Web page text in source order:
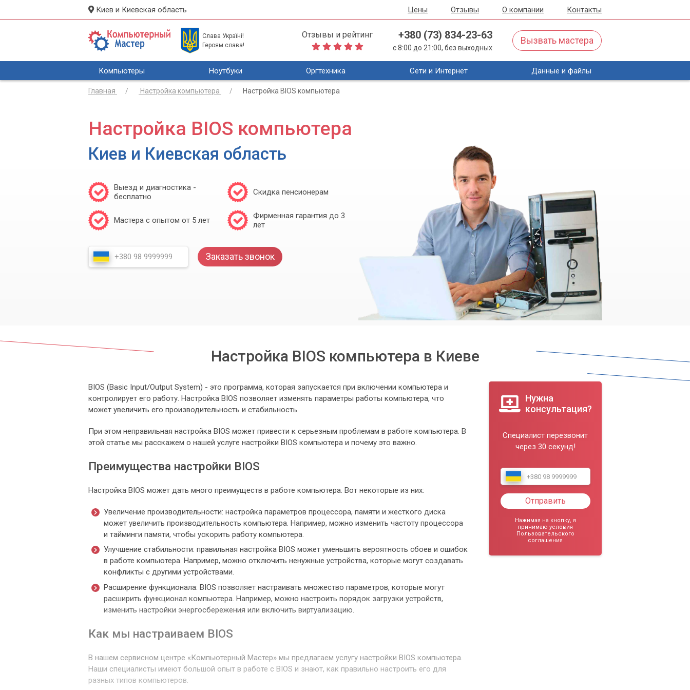
Киев и Киевская область Цены Отзывы О компании Контакты
Слава Україні!
Героям слава!
Отзывы и рейтинг +380 (73) 834-23-63
с 8:00 до 21:00, без выходных
Вызвать мастера
Компьютеры Ноутбуки Оргтехника Сети и Интернет Данные и файлы
Главная Настройка компьютера Настройка BIOS компьютера
Настройка BIOS компьютера
Киев и Киевская область
Выезд и диагностика -
бесплатно
Скидка пенсионерам
Мастера с опытом от 5 лет
Фирменная гарантия до 3
лет
Заказать звонок
Настройка BIOS компьютера в Киеве
BIOS (Basic Input/Output System) - это программа, которая запускается при включении компьютера и
контролирует его работу. Настройка BIOS позволяет изменять параметры работы компьютера, что
может увеличить его производительность и стабильность.
При этом неправильная настройка BIOS может привести к серьезным проблемам в работе компьютера. В
этой статье мы расскажем о нашей услуге настройки BIOS компьютера и почему это важно.
Преимущества настройки BIOS
Настройка BIOS может дать много преимуществ в работе компьютера. Вот некоторые из них:
Увеличение производительности: настройка параметров процессора, памяти и жесткого диска
может увеличить производительность компьютера. Например, можно изменить частоту процессора
и тайминги памяти, чтобы ускорить работу компьютера.
Улучшение стабильности: правильная настройка BIOS может уменьшить вероятность сбоев и ошибок
в работе компьютера. Например, можно отключить ненужные устройства, которые могут создавать
конфликты с другими устройствами.
Расширение функционала: BIOS позволяет настраивать множество параметров, которые могут
расширить функционал компьютера. Например, можно настроить порядок загрузки устройств,
изменить настройки энергосбережения или включить виртуализацию.
Как мы настраиваем BIOS
В нашем сервисном центре «Компьютерный Мастер» мы предлагаем услугу настройки BIOS компьютера.
Наши специалисты имеют большой опыт в работе с BIOS и знают, как правильно настроить его для
разных типов компьютеров.
Нужна
консультация?
Специалист перезвонит
через 30 секунд!
Отправить
Нажимая на кнопку, я
принимаю условия
Пользовательского
соглашения